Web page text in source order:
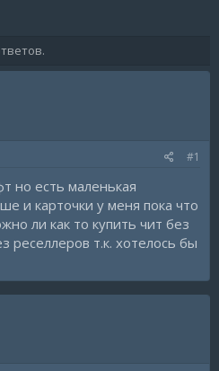
#1
но есть маленькая
и карточки у меня пока что
ли как то купить чит без
реселлеров т.к. хотелось бы